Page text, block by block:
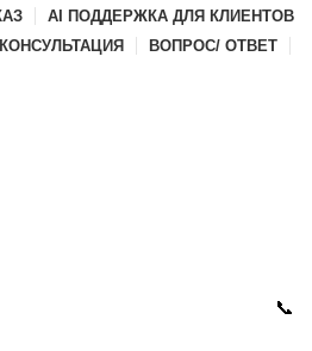
AI ПОДДЕРЖКА ДЛЯ КЛИЕНТОВ
КОНСУЛЬТАЦИЯ
ВОПРОС/ ОТВЕТ
📞